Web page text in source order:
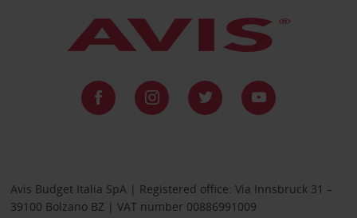
Avis Budget Italia SpA | Registered office: Via Innsbruck 31 –
39100 Bolzano BZ | VAT number 00886991009